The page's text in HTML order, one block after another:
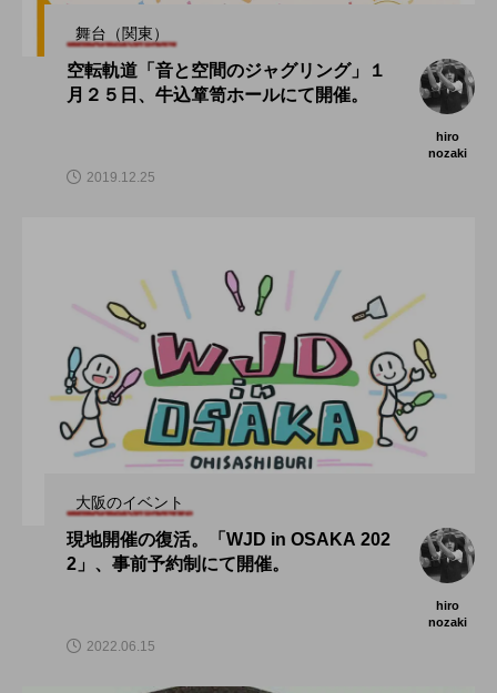
舞台（関東）
空転軌道「音と空間のジャグリング」１
月２５日、牛込箪笥ホールにて開催。
hiro
nozaki
2019.12.25
大阪のイベント
現地開催の復活。「WJD in OSAKA 202
2」、事前予約制にて開催。
hiro
nozaki
2022.06.15